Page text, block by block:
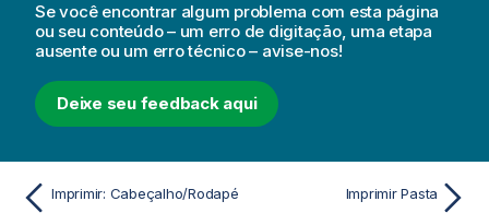
Se você encontrar algum problema com esta página
ou seu conteúdo – um erro de digitação, uma etapa
ausente ou um erro técnico – avise-nos!
Deixe seu feedback aqui
Imprimir: Cabeçalho/Rodapé Imprimir Pasta